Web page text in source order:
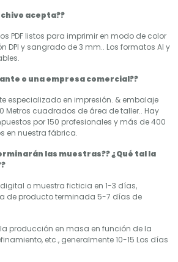
acepta??
PDF listos para imprimir en modo de color
DPI y sangrado de 3 mm.. Los formatos AI y
o una empresa comercial??
especializado en impresión. & embalaje
Metros cuadrados de área de taller.. Hay
por 150 profesionales y más de 400
en nuestra fábrica.
las muestras?? ¿Qué tal la
o muestra ficticia en 1-3 días,
de producto terminada 5-7 días de
producción en masa en función de la
etc., generalmente 10-15 Los días